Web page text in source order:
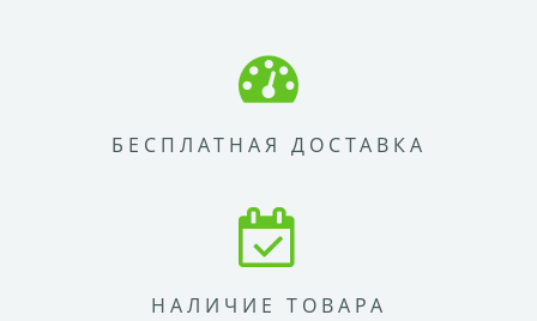
БЕСПЛАТНАЯ ДОСТАВКА
НАЛИЧИЕ ТОВАРА